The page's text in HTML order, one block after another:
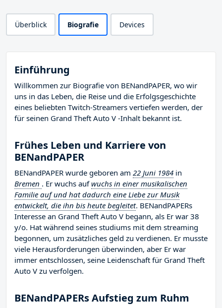
Überblick Biografie Devices
Einführung
Willkommen zur Biografie von BENandPAPER, wo wir
uns in das Leben, die Reise und die Erfolgsgeschichte
eines beliebten Twitch-Streamers vertiefen werden, der
für seinen Grand Theft Auto V -Inhalt bekannt ist.
Frühes Leben und Karriere von
BENandPAPER
BENandPAPER wurde geboren am 22 Juni 1984 in
Bremen . Er wuchs aufwuchs in einer musikalischen
Familie auf und hat dadurch eine Liebe zur Musik
entwickelt, die ihn bis heute begleitet. BENandPAPERs
Interesse an Grand Theft Auto V begann, als Er war 38
y/o. Hat während seines studiums mit dem streaming
begonnen, um zusätzliches geld zu verdienen. Er musste
viele Herausforderungen überwinden, aber Er war
immer entschlossen, seine Leidenschaft für Grand Theft
Auto V zu verfolgen.
BENandPAPERs Aufstieg zum Ruhm